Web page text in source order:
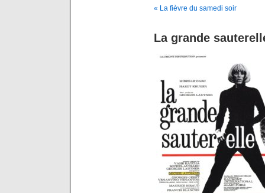
« La fièvre du samedi soir
La grande